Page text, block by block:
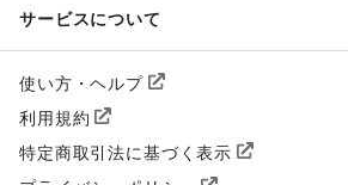
サービスについて
使い方・ヘルプ
利用規約
特定商取引法に基づく表示